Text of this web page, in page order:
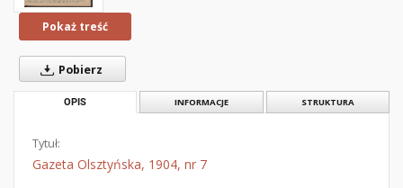
Pokaż treść
Pobierz
OPIS INFORMACJE STRUKTURA
Tytuł:
Gazeta Olsztyńska, 1904, nr 7